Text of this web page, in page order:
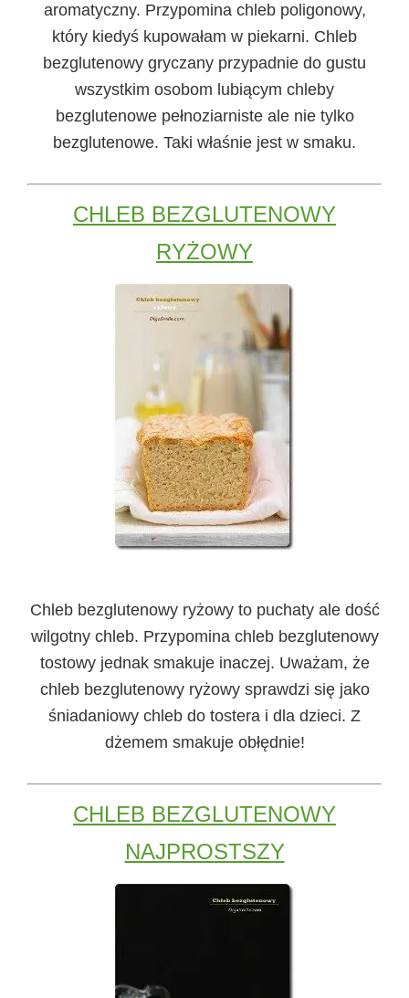
aromatyczny. Przypomina chleb poligonowy,
który kiedyś kupowałam w piekarni. Chleb
bezglutenowy gryczany przypadnie do gustu
wszystkim osobom lubiącym chleby
bezglutenowe pełnoziarniste ale nie tylko
bezglutenowe. Taki właśnie jest w smaku.
CHLEB BEZGLUTENOWY
RYŻOWY
Chleb bezglutenowy ryżowyto puchaty ale dość
wilgotny chleb. Przypomina chleb bezglutenowy
tostowy jednak smakuje inaczej. Uważam, że
chleb bezglutenowy ryżowy sprawdzi się jako
śniadaniowy chleb do tostera i dla dzieci. Z
dżemem smakuje obłędnie!
CHLEB BEZGLUTENOWY
NAJPROSTSZY